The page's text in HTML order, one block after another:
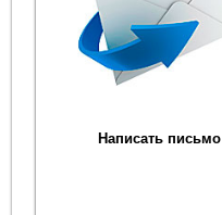
Написать письмо